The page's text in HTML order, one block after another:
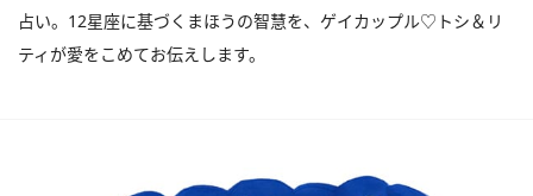
占い。12星座に基づくまほうの智慧を、ゲイカップル♡トシ＆リ
ティが愛をこめてお伝えします。